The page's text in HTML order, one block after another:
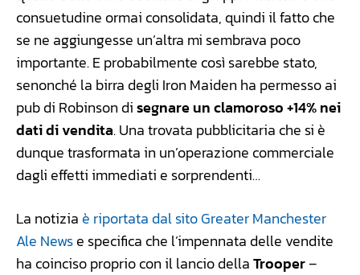
consuetudine ormai consolidata, quindi il fatto che
se ne aggiungesse un’altra mi sembrava poco
importante. E probabilmente così sarebbe stato,
senonché la birra degli Iron Maiden ha permesso ai
pub di Robinson disegnare un clamoroso +14% nei
dati di vendita. Una trovata pubblicitaria che si è
dunque trasformata in un’operazione commerciale
dagli effetti immediati e sorprendenti…
La notizia è riportata dal sito Greater Manchester
Ale Newse specifica che l’impennata delle vendite
ha coinciso proprio con il lancio dellaTrooper–